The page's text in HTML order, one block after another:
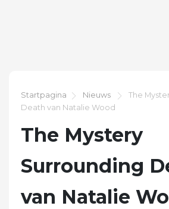
Startpagina Nieuws
The
Death van Natalie Wood
The Mystery
Surrounding
van Natalie